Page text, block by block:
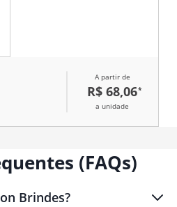
A partir de
R$ 68,06*
a unidade
(FAQs)
Brindes?